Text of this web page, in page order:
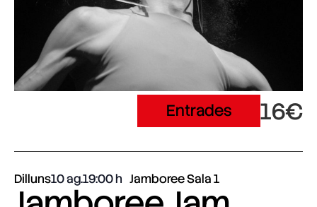
Entrades 16€
Dilluns10 ag.19:00 Jamboree Sala 1